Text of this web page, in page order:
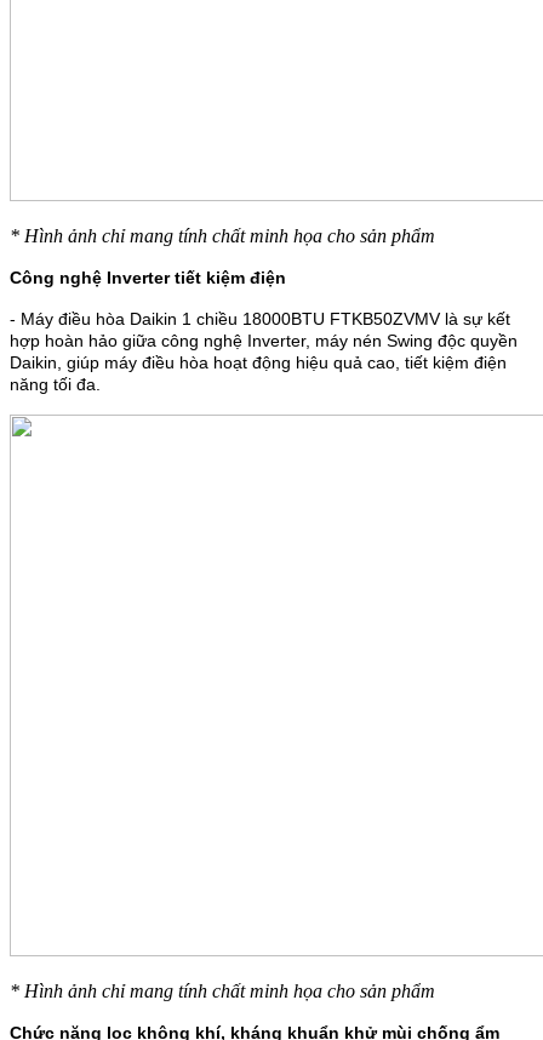
* Hình ảnh chỉ mang tính chất minh họa cho sản phẩm
Công nghệ Inverter tiết kiệm điện
- Máy điều hòa Daikin 1 chiều 18000BTU FTKB50ZVMV là sự kết
hợp hoàn hảo giữa công nghệ Inverter, máy nén Swing độc quyền
Daikin, giúp máy điều hòa hoạt động hiệu quả cao, tiết kiệm điện
năng tối đa.
* Hình ảnh chỉ mang tính chất minh họa cho sản phẩm
Chức năng lọc không khí, kháng khuẩn khử mùi chống ẩm